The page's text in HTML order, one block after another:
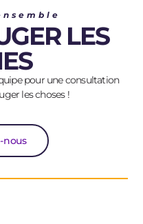
LES
pour une consultation
les choses !
nous